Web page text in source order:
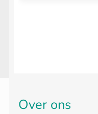
Over ons